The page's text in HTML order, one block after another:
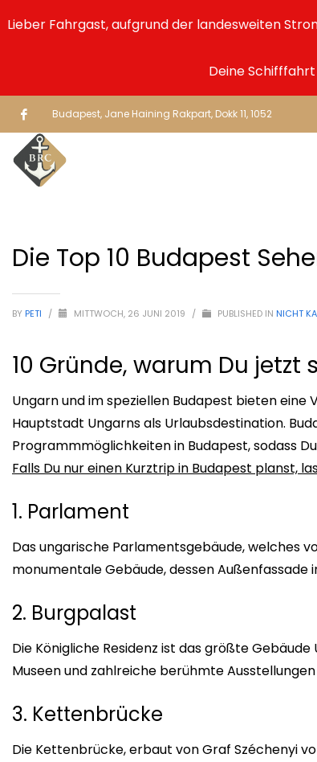
Lieber Fahrgast, aufgrund der landesweiten
Deine
Budapest, Jane Haining Rakpart, Dokk 11, 1052
Die Top 10 Budapest
BY PETI / MITTWOCH, 26 JUNI 2019 / PUBLISHED IN NICHT
10 Gründe, warum Du
Ungarn und im speziellen Budapest bieten
Hauptstadt Ungarns als Urlaubsdestination.
Programmmöglichkeiten in Budapest, sodass
Falls Du nur einen Kurztrip in Budapest planst,
1. Parlament
Das ungarische Parlamentsgebäude, welches
monumentale Gebäude, dessen
2. Burgpalast
Die Königliche Residenz ist das größte
Museen und zahlreiche berühmte
3. Kettenbrücke
Die Kettenbrücke, erbaut von Graf Széchenyi